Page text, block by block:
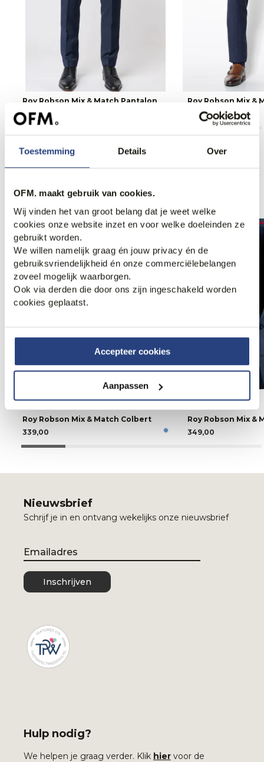
Toestemming Details Over
OFM. maakt gebruik van cookies.
Wij vinden het van groot belang dat je weet welke
cookies onze website inzet en voor welke doeleinden ze
gebruikt worden.
We willen namelijk graag én jouw privacy én de
gebruiksvriendelijkheid én onze commerciëlebelangen
zoveel mogelijk waarborgen.
Ook via derden die door ons zijn ingeschakeld worden
cookies geplaatst.
Accepteer cookies
Aanpassen
Roy Robson Mix & Match Pantalon
189,00
Roy Robson Mix &
159,00
Roy Robson Mix & Match Colbert
339,00
Roy Robson Mix &
349,00
Nieuwsbrief
Schrijf je in en ontvang wekelijks onze nieuwsbrief
Email
Inschrijven
Hulp nodig?
We helpen je graag verder. Klik hier voor de